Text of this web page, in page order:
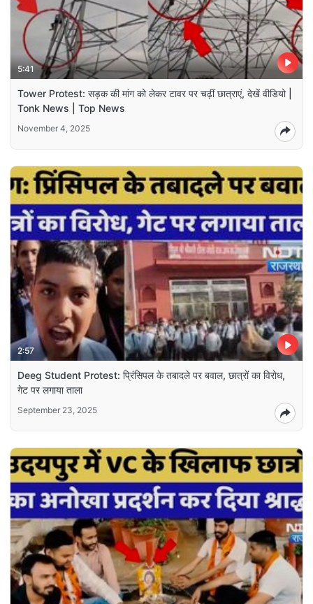
5:41
Tower Protest: सड़क की मांग को लेकर टावर पर चढ़ीं छात्राएं, देखें वीडियो |
Tonk News | Top News
November 4, 2025
2:57
Deeg Student Protest: प्रिंसिपल के तबादले पर बवाल, छात्रों का विरोध,
गेट पर लगाया ताला
September 23, 2025